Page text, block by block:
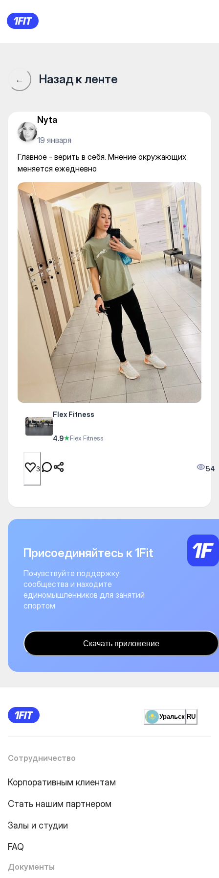
Flex Fitness — Gym
← Назад к ленте
Nyta
19 января
Главное - верить в себя. Мнение окружающих
меняется ежедневно
Flex Fitness
4.9★Flex Fitness
3 54
Присоединяйтесь к 1Fit
Почувствуйте поддержку
сообщества и находите
единомышленников для занятий
спортом
Скачать приложение
Уральск RU
Сотрудничество
Корпоративным клиентам
Стать нашим партнером
Залы и студии
FAQ
Документы